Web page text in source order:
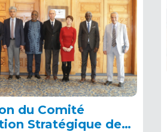
du Comité
Stratégique de